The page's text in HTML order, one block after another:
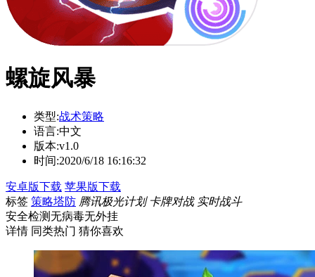
螺旋风暴
类型:战术策略
语言:中文
版本:v1.0
时间:2020/6/18 16:16:32
安卓版下载 苹果版下载
标签 策略塔防 腾讯极光计划 卡牌对战 实时战斗
安全检测无病毒无外挂
详情 同类热门 猜你喜欢